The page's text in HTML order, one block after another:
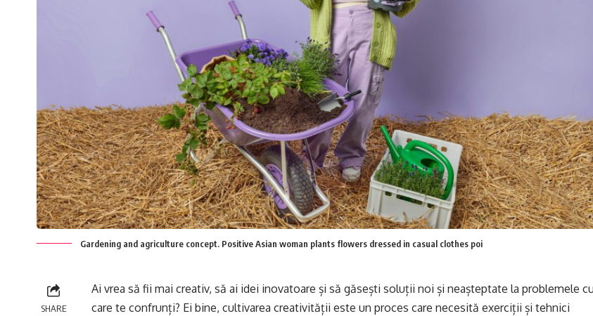
Gardening and agriculture concept. Positive Asian woman plants flowers dressed in casual clothes poi
SHARE
Ai vrea să fii mai creativ, să ai idei inovatoare și să găsești soluții noi și neașteptate la problemele cu
care te confrunți? Ei bine, cultivarea creativității este un proces care necesită exerciții și tehnici